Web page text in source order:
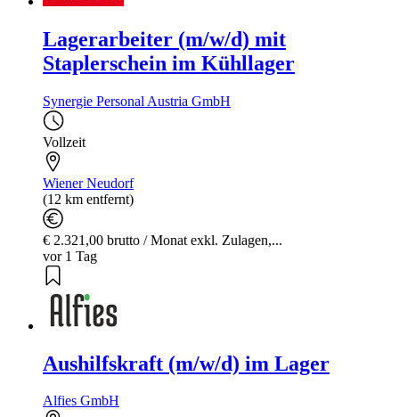
Lagerarbeiter (m/w/d) mit
Staplerschein im Kühllager
Synergie Personal Austria GmbH
Vollzeit
Wiener Neudorf
(12 km entfernt)
€ 2.321,00 brutto / Monat exkl. Zulagen,...
vor 1 Tag
Aushilfskraft (m/w/d) im Lager
Alfies GmbH